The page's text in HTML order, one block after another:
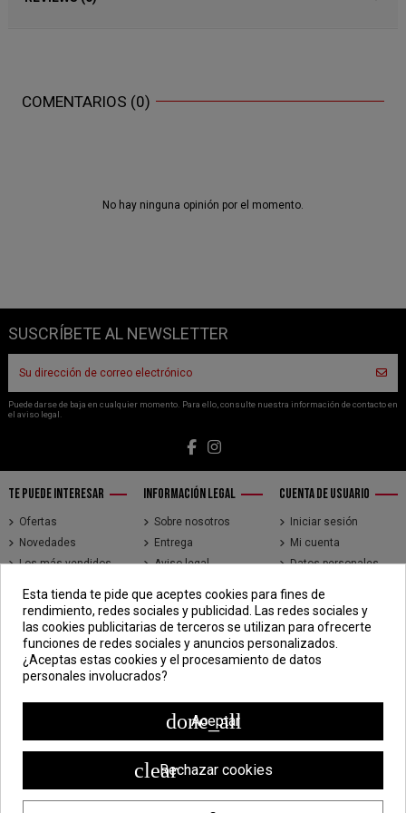
COMENTARIOS (0)
No hay ninguna opinión por el momento.
SUSCRÍBETE AL NEWSLETTER
Puede darse de baja en cualquier momento. Para ello, consulte nuestra información de contacto en
el aviso legal.
TE PUEDE INTERESAR
Ofertas
Novedades
Los más vendidos
INFORMACIÓN LEGAL
Sobre nosotros
Entrega
Aviso legal
condiciones de uso
Pago seguro
CUENTA DE USUARIO
Iniciar sesión
Mi cuenta
Datos personales
Direcciones
Seguimiento de
pedidos de clientes
invitados
CONTÁCTENOS
CDV - Componentes Diesel Vidal
998 304 695 | 988 338 835
Esta tienda te pide que aceptes cookies para fines de
rendimiento, redes sociales y publicidad. Las redes sociales y
las cookies publicitarias de terceros se utilizan para ofrecerte
funciones de redes sociales y anuncios personalizados.
¿Aceptas estas cookies y el procesamiento de datos
personales involucrados?
done_all
Aceptar
clearRechazar cookies